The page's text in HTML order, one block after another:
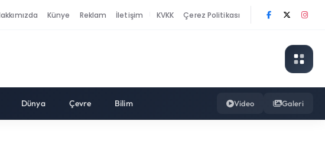
Künye Reklam İletişim KVKK Çerez Politikası
Dünya Çevre Bilim Video Galeri